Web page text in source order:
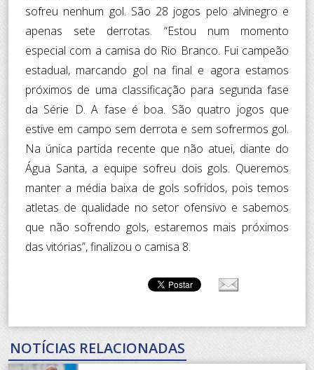
sofreu nenhum gol. São 28 jogos pelo alvinegro e
apenas sete derrotas. “Estou num momento
especial com a camisa do Rio Branco. Fui campeão
estadual, marcando gol na final e agora estamos
próximos de uma classificação para segunda fase
da Série D. A fase é boa. São quatro jogos que
estive em campo sem derrota e sem sofrermos gol.
Na única partida recente que não atuei, diante do
Água Santa, a equipe sofreu dois gols. Queremos
manter a média baixa de gols sofridos, pois temos
atletas de qualidade no setor ofensivo e sabemos
que não sofrendo gols, estaremos mais próximos
das vitórias”, finalizou o camisa 8.
NOTÍCIAS RELACIONADAS